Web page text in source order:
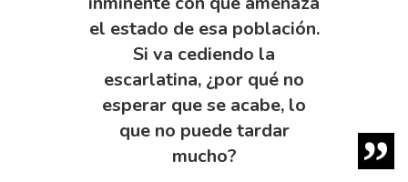
el estado de esa población.
Si va cediendo la
escarlatina, ¿por qué no
esperar que se acabe, lo
que no puede tardar
mucho?